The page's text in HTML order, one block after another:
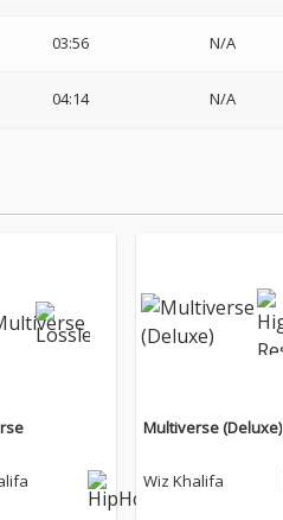
03:56 N/A
04:14 N/A
Multiverse (Deluxe)
Wiz Khalifa